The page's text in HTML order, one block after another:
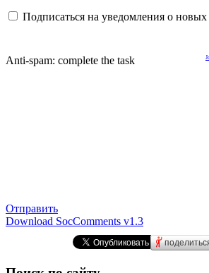
Подписаться на уведомления о
Anti-spam: complete the task
Отправить
Download SocComments v1.3